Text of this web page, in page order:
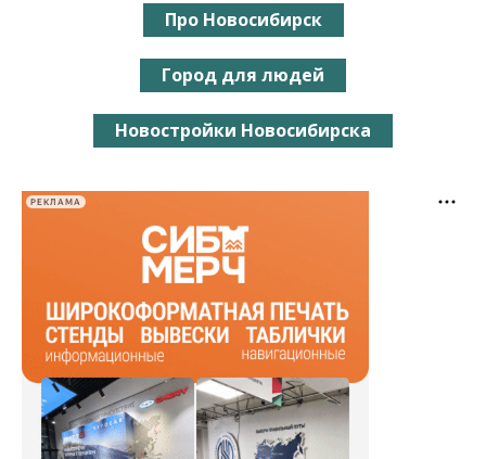
Про Новосибирск
Город для людей
Новостройки Новосибирска
РЕКЛАМА